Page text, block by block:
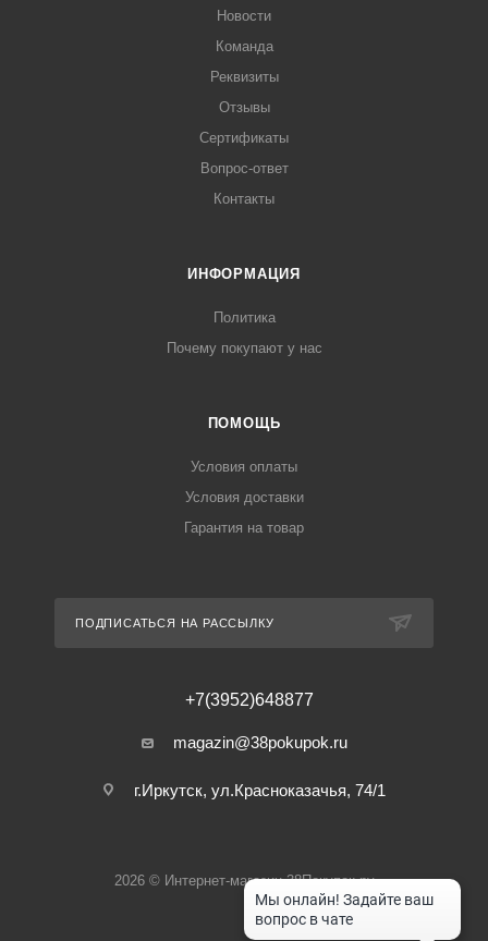
Новости
Команда
Реквизиты
Отзывы
Сертификаты
Вопрос-ответ
Контакты
ИНФОРМАЦИЯ
Политика
Почему покупают у нас
ПОМОЩЬ
Условия оплаты
Условия доставки
Гарантия на товар
ПОДПИСАТЬСЯ НА РАССЫЛКУ
+7(3952)648877
magazin@38pokupok.ru
г.Иркутск, ул.Красноказачья, 74/1
2026 © Интернет-магазин 38Покупок.ру